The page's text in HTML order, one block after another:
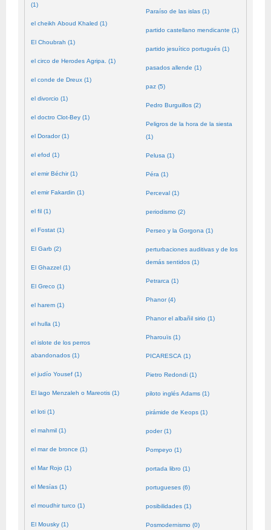
(1)
el cheikh Aboud Khaled (1)
El Choubrah (1)
el circo de Herodes Agripa. (1)
el conde de Dreux (1)
el divorcio (1)
el doctro Clot-Bey (1)
el Dorador (1)
el efod (1)
el emir Béchir (1)
el emir Fakardin (1)
el fil (1)
el Fostat (1)
El Garb (2)
El Ghazzel (1)
El Greco (1)
el harem (1)
el hulla (1)
el islote de los perros
abandonados (1)
el judío Yousef (1)
El lago Menzaleh o Mareotis (1)
el loti (1)
el mahmil (1)
el mar de bronce (1)
el Mar Rojo (1)
el Mesías (1)
el moudhir turco (1)
El Mousky (1)
Paraíso de las islas (1)
partido castellano mendicante (1)
partido jesuítico portugués (1)
pasados allende (1)
paz (5)
Pedro Burguillos (2)
Peligros de la hora de la siesta
(1)
Pelusa (1)
Péra (1)
Perceval (1)
periodismo (2)
Perseo y la Gorgona (1)
perturbaciones auditivas y de los
demás sentidos (1)
Petrarca (1)
Phanor (4)
Phanor el albañil sirio (1)
Pharouïs (1)
PICARESCA (1)
Pietro Redondi (1)
piloto inglés Adams (1)
pirámide de Keops (1)
poder (1)
Pompeyo (1)
portada libro (1)
portugueses (6)
posibilidades (1)
Posmodernismo (0)